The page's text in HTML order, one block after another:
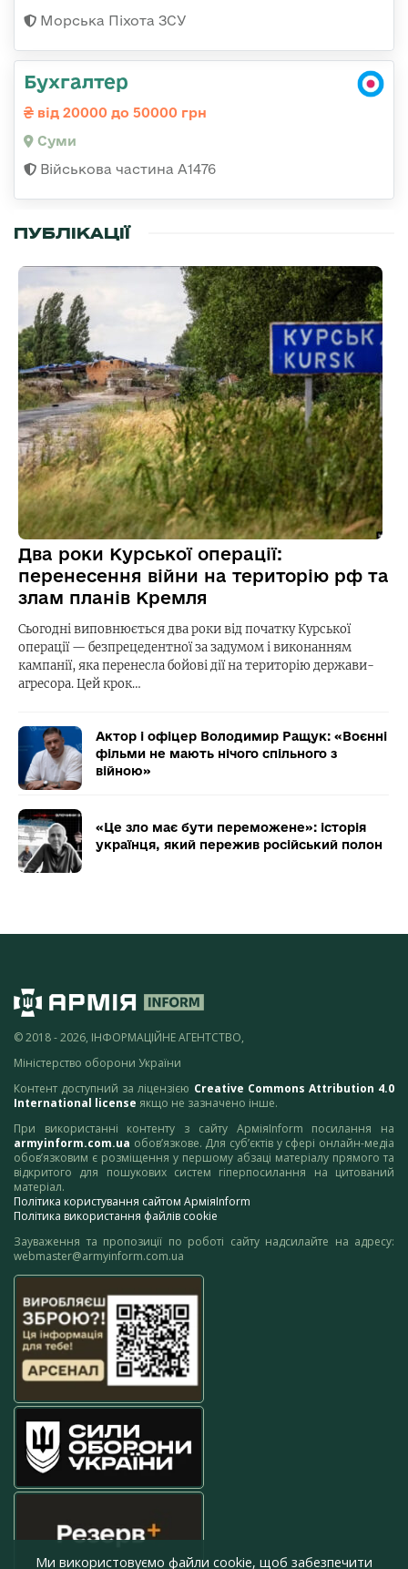
Морська Піхота ЗСУ
Бухгалтер
від 20000 до 50000 грн
Суми
Військова частина А1476
ПУБЛІКАЦІЇ
Два роки Курської операції:
перенесення війни на територію рф та
злам планів Кремля
Сьогодні виповнюється два роки від початку Курської
операції — безпрецедентної за задумом і виконанням
кампанії, яка перенесла бойові дії на територію держави-
агресора. Цей крок…
Актор і офіцер Володимир Ращук: «Воєнні
фільми не мають нічого спільного з
війною»
«Це зло має бути переможене»: історія
українця, який пережив російський полон
© 2018 - 2026, ІНФОРМАЦІЙНЕ АГЕНТСТВО,
Міністерство оборони України
Контент доступний за ліцензією Creative Commons Attribution 4.0
International license якщо не зазначено інше.
При використанні контенту з сайту АрміяInform посилання на
armyinform.com.ua обов’язкове. Для суб’єктів у сфері онлайн-медіа
обов’язковим є розміщення у першому абзаці матеріалу прямого та
відкритого для пошукових систем гіперпосилання на цитований
матеріал.
Політика користування сайтом АрміяInform
Політика використання файлів cookie
Зауваження та пропозиції по роботі сайту надсилайте на адресу:
webmaster@armyinform.com.ua
Ми використовуємо файли cookie, щоб забезпечити